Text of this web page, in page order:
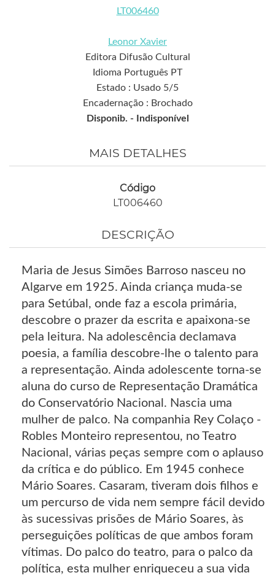
LT006460
Leonor Xavier
Editora Difusão Cultural
Idioma Português PT
Estado : Usado 5/5
Encadernação : Brochado
Disponib. -
Indisponível
MAIS DETALHES
Código
LT006460
DESCRIÇÃO
Maria de Jesus Simões Barroso nasceu no
Algarve em 1925. Ainda criança muda-se
para Setúbal, onde faz a escola primária,
descobre o prazer da escrita e apaixona-se
pela leitura. Na adolescência declamava
poesia, a família descobre-lhe o talento para
a representação. Ainda adolescente torna-se
aluna do curso de Representação Dramática
do Conservatório Nacional. Nascia uma
mulher de palco. Na companhia Rey Colaço -
Robles Monteiro representou, no Teatro
Nacional, várias peças sempre com o aplauso
da crítica e do público. Em 1945 conhece
Mário Soares. Casaram, tiveram dois filhos e
um percurso de vida nem sempre fácil devido
às sucessivas prisões de Mário Soares, às
perseguições políticas de que ambos foram
vítimas. Do palco do teatro, para o palco da
política, esta mulher enriqueceu a sua vida